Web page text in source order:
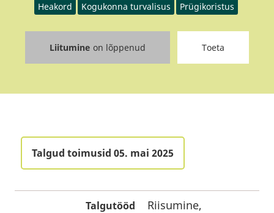
Heakord Kogukonna turvalisus Prügikoristus
Liitumine on lõppenud Toeta
Talgud toimusid 05. mai 2025
Talgutööd
Riisumine,